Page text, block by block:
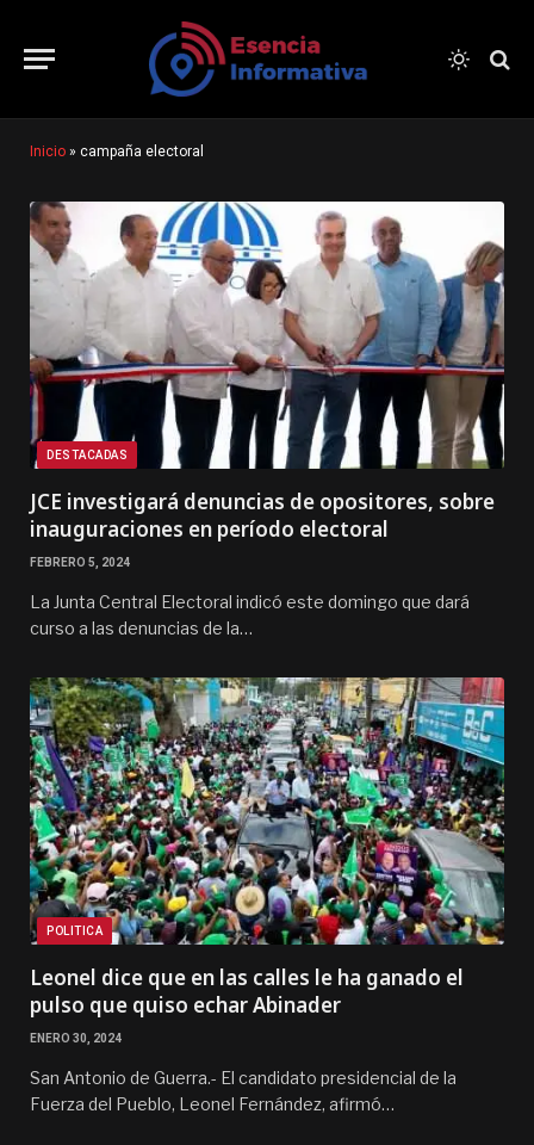
Inicio » campaña electoral
DESTACADAS
JCE investigará denuncias de opositores, sobre
inauguraciones en período electoral
FEBRERO 5, 2024
La Junta Central Electoral indicó este domingo que dará
curso a las denuncias de la…
POLITICA
Leonel dice que en las calles le ha ganado el
pulso que quiso echar Abinader
ENERO 30, 2024
San Antonio de Guerra.- El candidato presidencial de la
Fuerza del Pueblo, Leonel Fernández, afirmó…